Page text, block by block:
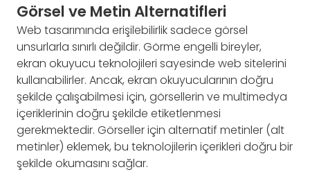
Görsel ve Metin Alternatifleri
Web tasarımında erişilebilirlik sadece görsel
unsurlarla sınırlı değildir. Görme engelli bireyler,
ekran okuyucu teknolojileri sayesinde web sitelerini
kullanabilirler. Ancak, ekran okuyucularının doğru
şekilde çalışabilmesi için, görsellerin ve multimedya
içeriklerinin doğru şekilde etiketlenmesi
gerekmektedir. Görseller için alternatif metinler (alt
metinler) eklemek, bu teknolojilerin içerikleri doğru bir
şekilde okumasını sağlar.